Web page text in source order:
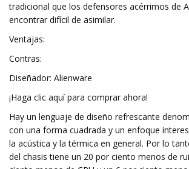
tradicional que los defensores acérrimos de
encontrar difícil de asimilar.
Ventajas:
Contras:
Diseñador: Alienware
¡Haga clic aquí para comprar ahora!
Hay un lenguaje de diseño refrescante
con una forma cuadrada y un enfoque
la acústica y la térmica en general. Por lo
del chasis tiene un 20 por ciento menos de